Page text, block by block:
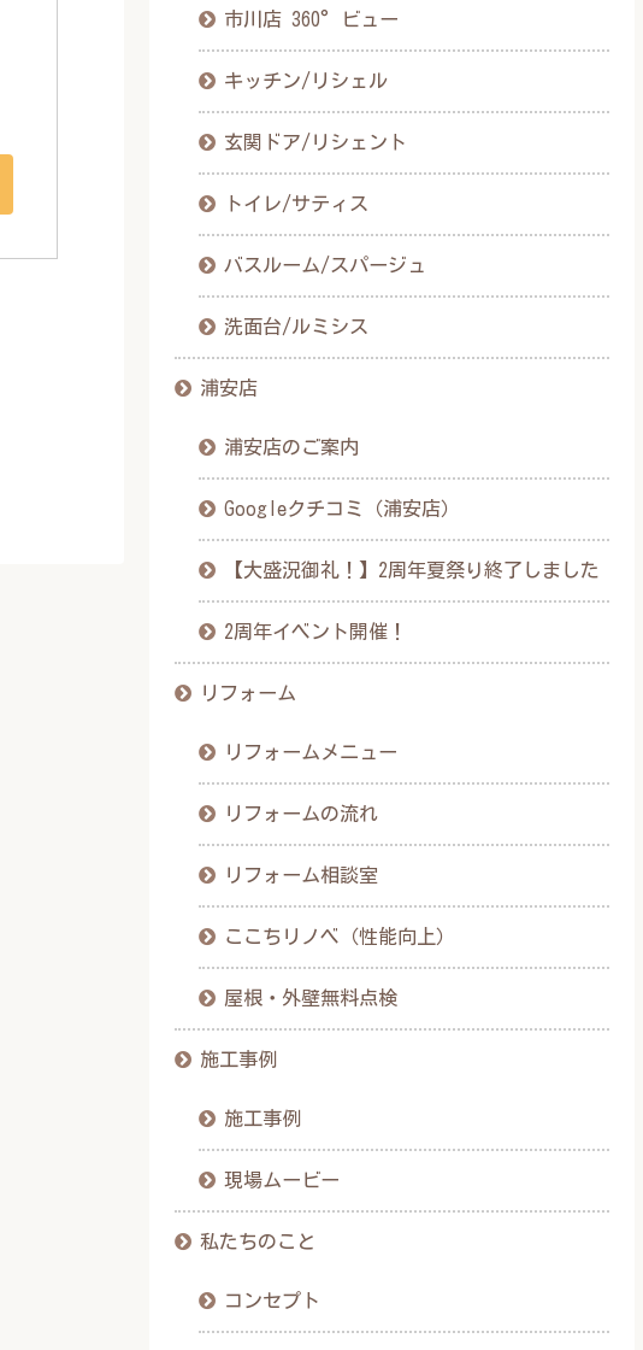
市川店 360°ビュー
キッチン/リシェル
玄関ドア/リシェント
トイレ/サティス
バスルーム/スパージュ
洗面台/ルミシス
浦安店
浦安店のご案内
Googleクチコミ（浦安店）
【大盛況御礼！】2周年夏祭り終了しました
2周年イベント開催！
リフォーム
リフォームメニュー
リフォームの流れ
リフォーム相談室
ここちリノベ（性能向上）
屋根・外壁無料点検
施工事例
施工事例
現場ムービー
私たちのこと
コンセプト